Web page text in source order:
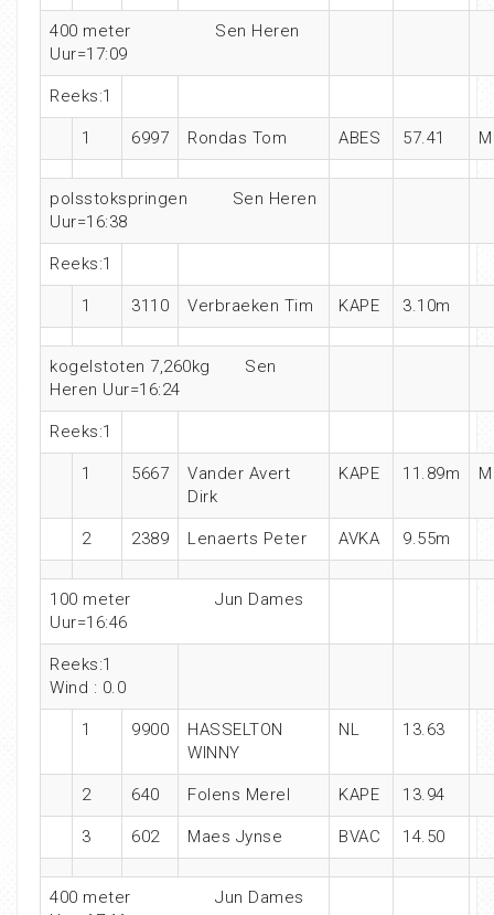
400 meter Sen Heren
Uur=17:09
Reeks:1
1 6997 Rondas Tom ABES 57.41
polsstokspringen Sen Heren
Uur=16:38
Reeks:1
1 3110 Verbraeken Tim KAPE 3.10m
kogelstoten 7,260kg Sen
Heren Uur=16:24
Reeks:1
1 5667
Vander Avert
Dirk
KAPE 11.89m
2 2389 Lenaerts Peter AVKA 9.55m
100 meter Jun Dames
Uur=16:46
Reeks:1
Wind : 0.0
1 9900
HASSELTON
WINNY
NL 13.63
2 640 Folens Merel KAPE 13.94
3 602 Maes Jynse BVAC 14.50
400 meter Jun Dames